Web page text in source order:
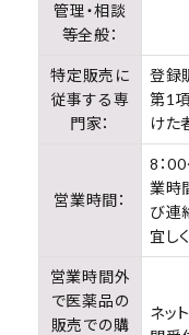
インフォメーション
医薬品に関する注意事項
プライバシーポリシー
特定商取引法について
管理・相談
等全般：
特定販売に
従事する専
門家：
登録
第1
けた
営業時間：
8：
業時
び連
宜し
営業時間外
で医薬品の
販売での購
ネッ